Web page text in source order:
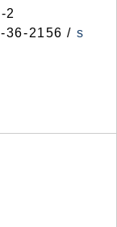
2
36-2156 / s